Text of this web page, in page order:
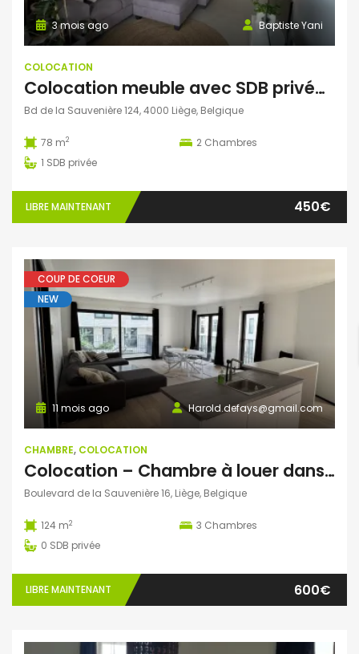
Baptiste Yani
3 mois ago
COLOCATION
Colocation meuble avec SDB privée (deux colocs) 400€
Bd de la Sauvenière 124, 4000 Liège, Belgique
78 m2 2 Chambres
1 SDB privée
LIBRE MAINTENANT 450€
COUP DE COEUR
NEW
Harold.defays@gmail.com
11 mois ago
CHAMBRE, COLOCATION
Colocation – Chambre à louer dans un appartement neuf au centre de Liège
Boulevard de la Sauvenière 16, Liège, Belgique
124 m2 3 Chambres
0 SDB privée
LIBRE MAINTENANT 600€